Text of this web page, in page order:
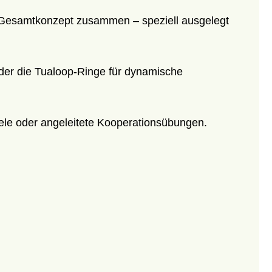
zusammen – speziell ausgelegt
die Tualoop-Ringe für dynamische
oder angeleitete Kooperationsübungen.